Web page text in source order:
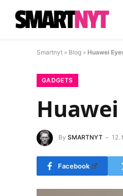
Smartnyt » Blog » Huawei
GADGETS
By SMARTNYT 12.
Facebook